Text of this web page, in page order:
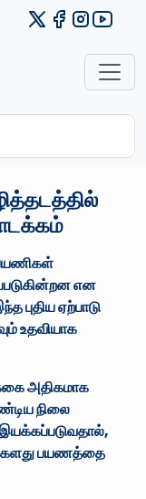
பயணிகள்
என
புதிய ஏற்பாடு
உதவியாக
அதிகமாக
நிலை
இயக்கப்படுவதால்,
பயணத்தை